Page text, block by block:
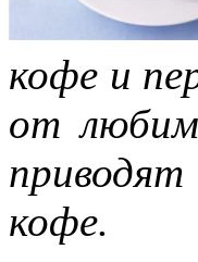
кофе и
от
кофе.